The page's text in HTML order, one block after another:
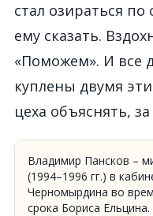
стал озираться
ему сказать.
«Поможем». И все
куплены двумя
цеха объяснять,
Владимир Пансков –
(1994–1996 гг.) в
Черномырдина во
срока Бориса Ельцина.